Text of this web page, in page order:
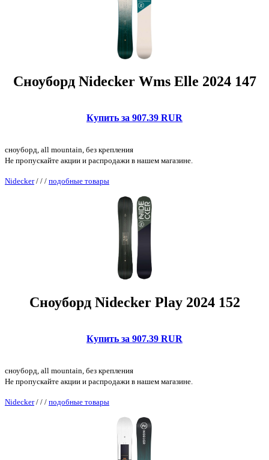
Сноуборд Nidecker Wms Elle 2024 147
Купить за 907.39 RUR
сноуборд, all mountain, без крепления
Не пропускайте акции и распродажи в нашем магазине.
Nidecker/ / / подобные товары
Сноуборд Nidecker Play 2024 152
Купить за 907.39 RUR
сноуборд, all mountain, без крепления
Не пропускайте акции и распродажи в нашем магазине.
Nidecker/ / / подобные товары